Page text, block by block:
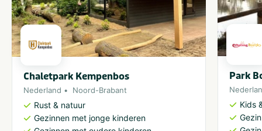
Chaletpark Kempenbos
Nederland Noord-Brabant
Rust & natuur
Gezinnen met jonge kinderen
Park
Kids